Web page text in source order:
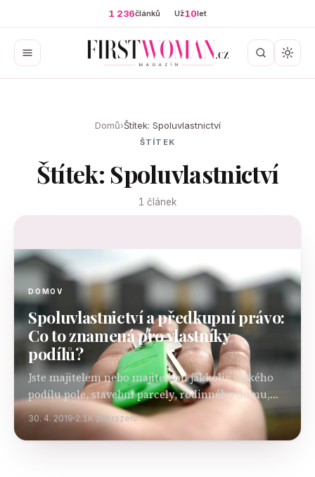
1 236článků Už10let
Domů›Štítek: Spoluvlastnictví
ŠTÍTEK
Štítek: Spoluvlastnictví
1 článek
DOMOV
Spoluvlastnictví a předkupní právo:
Co to znamená pro vlastníky
podílů?
Jste majitelem nebo majitelkou jakkoliv velkého
podílu pole, stavební parcely, rodinného domu,
bytu nebo například chalupy? Rozhodli jste se pro
prodej svého podílu? Pak se Vás týká novela
občanského zákoníku,…
30. 4. 2019 2.1K zobrazení